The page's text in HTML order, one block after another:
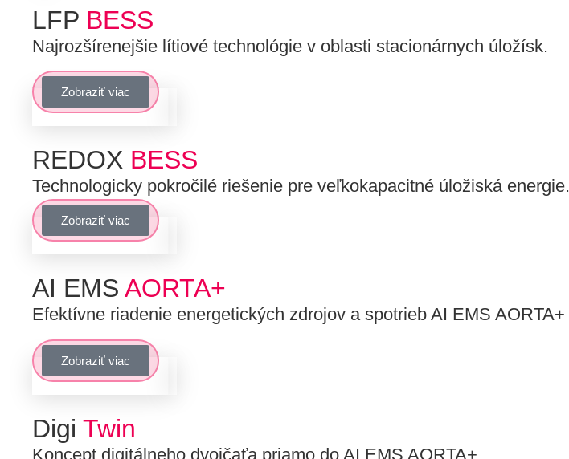
LFP BESS
Najrozšírenejšie lítiové technológie v oblasti stacionárnych úložísk.
Zobraziť viac
REDOX BESS
Technologicky pokročilé riešenie pre veľkokapacitné úložiská energie.
Zobraziť viac
AI EMS AORTA+
Efektívne riadenie energetických zdrojov a spotrieb AI EMS AORTA+
Zobraziť viac
Digi Twin
Koncept digitálneho dvojčaťa priamo do AI EMS AORTA+.